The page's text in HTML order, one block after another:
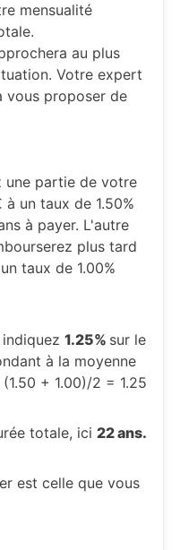
mensualité
au plus
Votre expert
vous proposer de
une partie de votre
un taux de 1.50%
à payer. L'autre
plus tard
taux de 1.00%
1.25% sur le
à la moyenne
+ 1.00)/2 = 1.25
totale, ici 22 ans.
est celle que vous